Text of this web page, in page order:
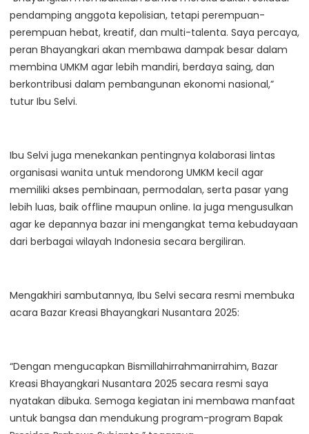
pendamping anggota kepolisian, tetapi perempuan-
perempuan hebat, kreatif, dan multi-talenta. Saya percaya,
peran Bhayangkari akan membawa dampak besar dalam
membina UMKM agar lebih mandiri, berdaya saing, dan
berkontribusi dalam pembangunan ekonomi nasional,”
tutur Ibu Selvi.
Ibu Selvi juga menekankan pentingnya kolaborasi lintas
organisasi wanita untuk mendorong UMKM kecil agar
memiliki akses pembinaan, permodalan, serta pasar yang
lebih luas, baik offline maupun online. Ia juga mengusulkan
agar ke depannya bazar ini mengangkat tema kebudayaan
dari berbagai wilayah Indonesia secara bergiliran.
Mengakhiri sambutannya, Ibu Selvi secara resmi membuka
acara Bazar Kreasi Bhayangkari Nusantara 2025:
“Dengan mengucapkan Bismillahirrahmanirrahim, Bazar
Kreasi Bhayangkari Nusantara 2025 secara resmi saya
nyatakan dibuka. Semoga kegiatan ini membawa manfaat
untuk bangsa dan mendukung program-program Bapak